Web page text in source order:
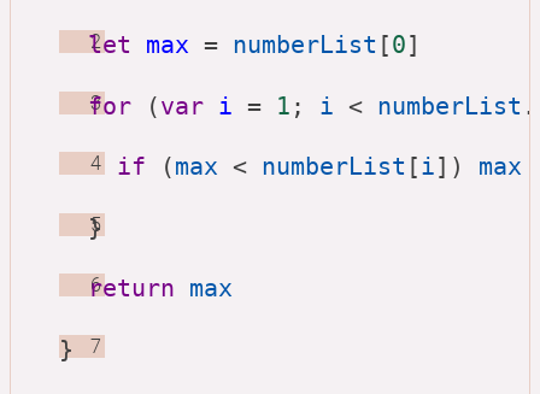
2
let max = numberList [0]
3
for (var i = 1 ; i < numberList .
4 if (max < numberList [i]) max
5
  }
6
return max
7
}